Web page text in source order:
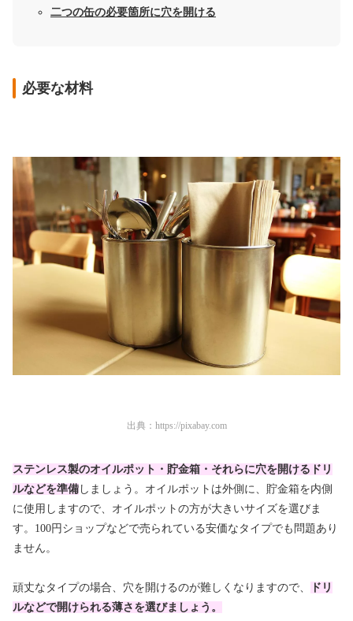
二つの缶の必要箇所に穴を開ける
必要な材料
出典： https://pixabay.com
ステンレス製のオイルポット・貯金箱・それらに穴を開けるドリ
ルなどを準備 しましょう。オイルポットは外側に、貯金箱を内側
に使用しますので、オイルポットの方が大きいサイズを選びま
す。100円ショップなどで売られている安価なタイプでも問題あり
ません。
頑丈なタイプの場合、穴を開けるのが難しくなりますので、
ドリ
ルなどで開けられる薄さを選びましょう。